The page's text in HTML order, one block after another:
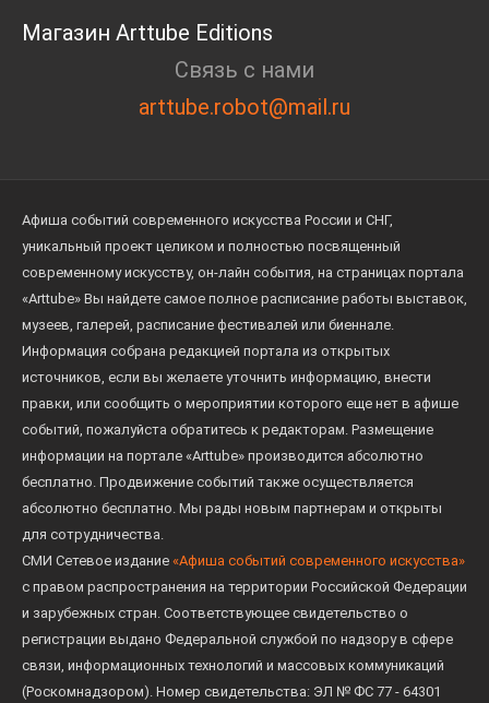
Магазин Arttube Editions
Связь с нами
arttube.robot@mail.ru
Афиша событий современного искусства России и СНГ,
уникальный проект целиком и полностью посвященный
современному искусству, он-лайн события, на страницах портала
«Arttube» Вы найдете самое полное расписание работы выставок,
музеев, галерей, расписание фестивалей или биеннале.
Информация собрана редакцией портала из открытых
источников, если вы желаете уточнить информацию, внести
правки, или сообщить о мероприятии которого еще нет в афише
событий, пожалуйста обратитесь к редакторам. Размещение
информации на портале «Arttube» производится абсолютно
бесплатно. Продвижение событий также осуществляется
абсолютно бесплатно. Мы рады новым партнерам и открыты
для сотрудничества.
СМИ Сетевое издание «Афиша событий современного искусства»
с правом распространения на территории Российской Федерации
и зарубежных стран. Соответствующее свидетельство о
регистрации выдано Федеральной службой по надзору в сфере
связи, информационных технологий и массовых коммуникаций
(Роскомнадзором). Номер свидетельства: ЭЛ № ФС 77 - 64301